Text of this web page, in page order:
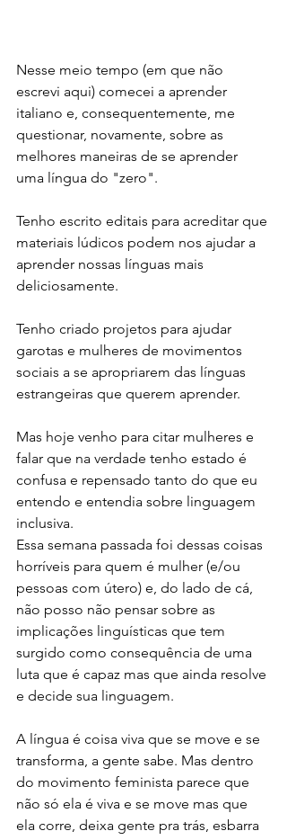
Nesse meio tempo (em que não
escrevi aqui) comecei a aprender
italiano e, consequentemente, me
questionar, novamente, sobre as
melhores maneiras de se aprender
uma língua do "zero".
Tenho escrito editais para acreditar que
materiais lúdicos podem nos ajudar a
aprender nossas línguas mais
deliciosamente.
Tenho criado projetos para ajudar
garotas e mulheres de movimentos
sociais a se apropriarem das línguas
estrangeiras que querem aprender.
Mas hoje venho para citar mulheres e
falar que na verdade tenho estado é
confusa e repensado tanto do que eu
entendo e entendia sobre linguagem
inclusiva.
Essa semana passada foi dessas coisas
horríveis para quem é mulher (e/ou
pessoas com útero) e, do lado de cá,
não posso não pensar sobre as
implicações linguísticas que tem
surgido como consequência de uma
luta que é capaz mas que ainda resolve
e decide sua linguagem.
A língua é coisa viva que se move e se
transforma, a gente sabe. Mas dentro
do movimento feminista parece que
não só ela é viva e se move mas que
ela corre, deixa gente pra trás, esbarra